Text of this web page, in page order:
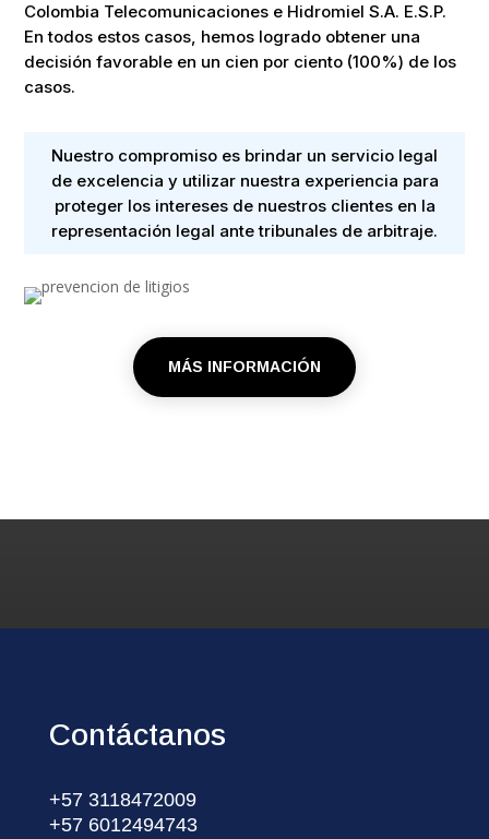
Colombia Telecomunicaciones e Hidromiel S.A. E.S.P.
En todos estos casos, hemos logrado obtener una
decisión favorable en un cien por ciento (100%) de los
casos.
Nuestro compromiso es brindar un servicio legal
de excelencia y utilizar nuestra experiencia para
proteger los intereses de nuestros clientes en la
representación legal ante tribunales de arbitraje.
MÁS INFORMACIÓN
Contáctanos
+57 3118472009
+57 6012494743